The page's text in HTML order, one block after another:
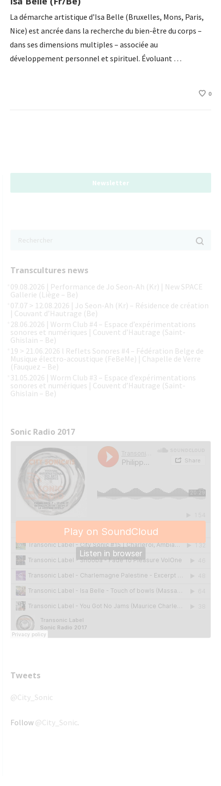
La démarche artistique d’Isa Belle (Bruxelles, Mons, Paris,
Nice) est ancrée dans la recherche du bien-être du corps –
dans ses dimensions multiples – associée au
développement personnel et spirituel. Évoluant …
0
Newsletter
Transcultures news
09.08.2026 | Performance de Jo Seon-Ah (Kr) | New SPACE
Gallerie (Liège – Be)
07.07 > 12.08.2026 | Jo Seon-Ah (Kr) – Résidence de création
| Couvant d’Hautrage (Be)
28.06.2026 | Worm Club #4 – Espace d’expérimentations
sonores et numériques | Couvent d’Hautrage (Saint-
Ghislain – Be)
19 > 21.06.2026 l Reflets Sonores #4 – Fédération Belge de
Musique électro-acoustique (FeBeMe) | Chapelle de Verre
(Fauquez – Be)
31.05.2026 | Worm Club #3 – Espace d’expérimentations
sonores et numériques | Couvent d’Hautrage (Saint-
Ghislain – Be)
Sonic Radio 2017
Tweets
@City_Sonic
Follow @City_Sonic.